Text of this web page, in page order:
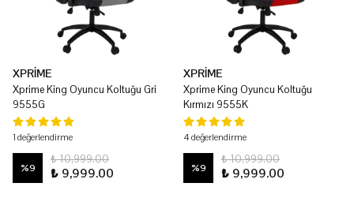
XPRİME
Xprime King Oyuncu Koltuğu Gri
9555G
1 değerlendirme
%9
₺ 10,999.00
₺ 9,999.00
XPRİME
Xprime King Oyuncu Koltuğu
Kırmızı 9555K
4 değerlendirme
%9
₺ 10,999.00
₺ 9,999.00